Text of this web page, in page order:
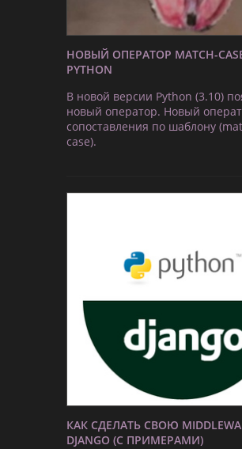
НОВЫЙ ОПЕРАТОР MATCH-
PYTHON
В новой версии Python (3.10)
новый оператор. Новый
сопоставления по шаблону
case).
КАК СДЕЛАТЬ СВОЮ
DJANGO (С ПРИМЕРАМИ)